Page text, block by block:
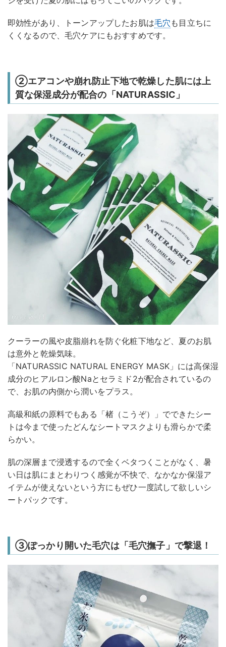
即効性があり、トーンアップしたお肌は毛穴 も目立ちに
くくなるので、毛穴ケアにもおすすめです。
②エアコンや崩れ防止下地で乾燥した肌には上
質な保湿成分が配合の「NATURASSIC」
クーラーの風や皮脂崩れを防ぐ化粧下地など、夏のお肌
は意外と乾燥気味。
「NATURASSIC NATURAL ENERGY MASK」には高保湿
成分のヒアルロン酸Naとセラミド2が配合されているの
で、お肌の内側から潤いをプラス。
高級和紙の原料でもある「楮（こうぞ）」でできたシー
トは今まで使ったどんなシートマスクよりも滑らかで柔
らかい。
肌の深層まで浸透するので全くベタつくことがなく、暑
い日は肌にまとわりつく感覚が不快で、なかなか保湿ア
イテムが使えないという方にもぜひ一度試して欲しいシ
ートパックです。
③ぽっかり開いた毛穴は「毛穴撫子」で撃退！